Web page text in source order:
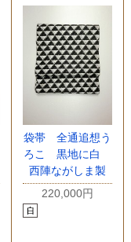
袋帯 全通追想う
ろこ 黒地に白
西陣ながしま製
220,000円